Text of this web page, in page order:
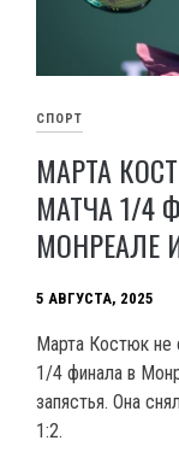
СПОРТ
МАРТА
МАТЧА 1/4
МОНРЕАЛЕ
5 АВГУСТА, 2025
Марта Костюк не
1/4 финала в
запястья. Она
1:2.